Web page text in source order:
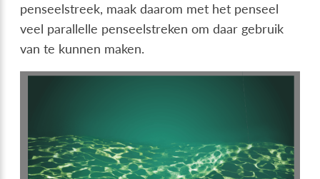
penseelstreek, maak daarom met het penseel
veel parallelle penseelstreken om daar gebruik
van te kunnen maken.